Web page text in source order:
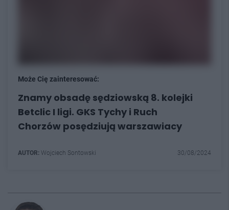
Może Cię zainteresować:
Znamy obsadę sędziowską 8. kolejki
Betclic I ligi. GKS Tychy i Ruch
Chorzów posędziują warszawiacy
AUTOR: Wojciech Sontowski 30/08/2024